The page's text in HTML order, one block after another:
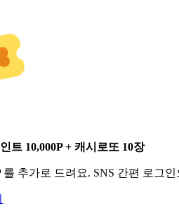
트 10,000P + 캐시로또 10장
를 추가로 드려요. SNS 간편 로그